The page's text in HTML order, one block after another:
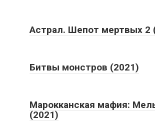
Астрал. Шепот мертвых 2
Битвы монстров (2021)
Марокканская мафия:
(2021)